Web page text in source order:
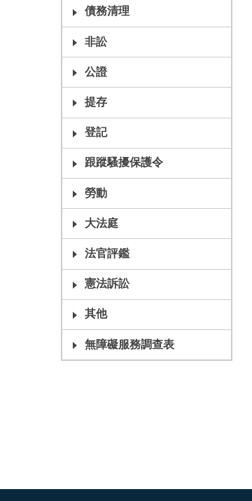
債務清理
非訟
公證
提存
登記
跟蹤騷擾保護令
勞動
大法庭
法官評鑑
憲法訴訟
其他
無障礙服務調查表